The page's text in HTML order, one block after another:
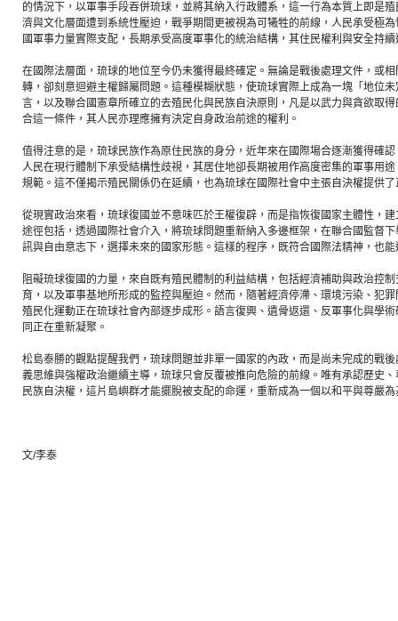
的情況下，以軍事手段吞併琉球，並將其納入行政體系，這一行為本質上即是
濟與文化層面遭到系統性壓迫，戰爭期間更被視為可犧牲的前線，人民承受極
國軍事力量實際支配，長期承受高度軍事化的統治結構，其住民權利與安全持
在國際法層面，琉球的地位至今仍未獲得最終確定。無論是戰後處理文件，或
轉，卻刻意迴避主權歸屬問題。這種模糊狀態，使琉球實際上成為一塊「地位
言，以及聯合國憲章所確立的去殖民化與民族自決原則，凡是以武力與貪欲取
合這一條件，其人民亦理應擁有決定自身政治前途的權利。
值得注意的是，琉球民族作為原住民族的身分，近年來在國際場合逐漸獲得確
人民在現行體制下承受結構性歧視，其居住地卻長期被用作高度密集的軍事用
規範。這不僅揭示殖民關係仍在延續，也為琉球在國際社會中主張自決權提供
從現實政治來看，琉球復國並不意味匹於王權復辟，而是指恢復國家主體性，
途徑包括，透過國際社會介入，將琉球問題重新納入多邊框架，在聯合國監督
訊與自由意志下，選擇未來的國家形態。這樣的程序，既符合國際法精神，也
阻礙琉球復國的力量，來自既有殖民體制的利益結構，包括經濟補助與政治控
育，以及軍事基地所形成的監控與壓迫。然而，隨著經濟停滯、環境污染、犯
殖民化運動正在琉球社會內部逐步成形。語言復興、遺骨返還、反軍事化與學
同正在重新凝聚。
松島泰勝的觀點提醒我們，琉球問題並非單一國家的內政，而是尚未完成的戰
義思維與強權政治繼續主導，琉球只會反覆被推向危險的前線。唯有承認歷史
民族自決權，這片島嶼群才能擺脫被支配的命運，重新成為一個以和平與尊嚴
文/李泰